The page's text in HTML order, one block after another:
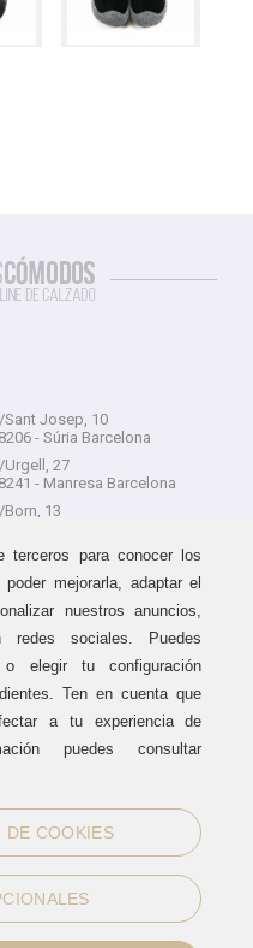
Sant Josep, 10
- Súria Barcelona
Urgell, 27
- Manresa Barcelona
Born, 13
sin problemas
tus compras sin miedo a
devolucionesdurante
días.
terceros para conocer los
mejorarla, adaptar el
nuestros anuncios,
redes sociales. Puedes
o elegir tu configuración
Ten en cuenta que
a tu experiencia de
puedes consultar
DE COOKIES